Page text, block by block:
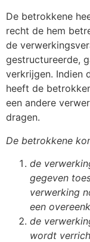
De betrokkene
recht de hem
de
gestructureerde,
verkrijgen. Indien
heeft de
een andere
dragen.
De betrokkene
de
gegeven
verwerking
een
de
wordt